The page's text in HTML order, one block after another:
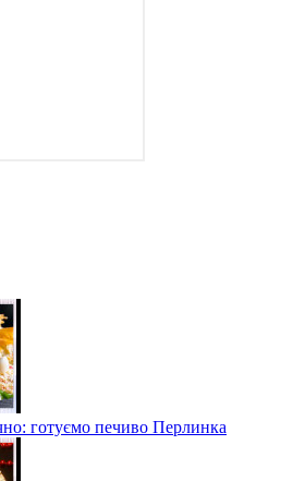
готуємо печиво Перлинка